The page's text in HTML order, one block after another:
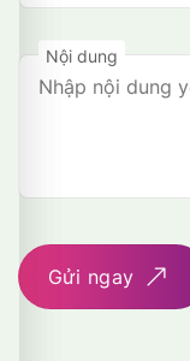
Nội dung
Gửi ngay